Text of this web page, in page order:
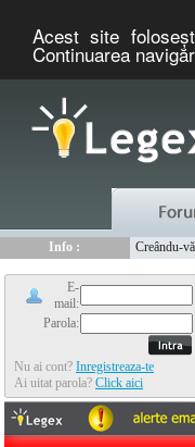
Acest site
Continuarea
Info :
Creându-
E-
mail:
Parola:
Nu ai cont? Inregistreaza-te
Ai uitat parola? Click aici